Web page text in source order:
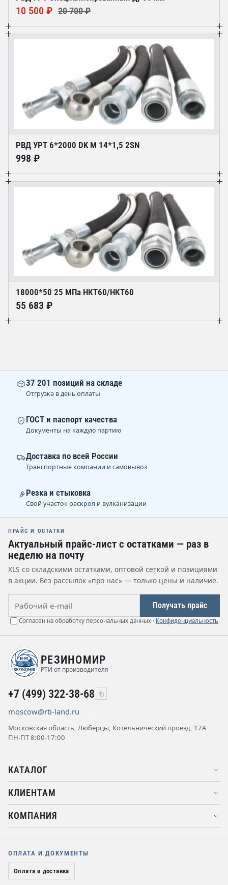
10 500 ₽ 20 700 ₽
РВД УРТ 6*2000 DK М 14*1,5 2SN
998 ₽
18000*50 25 МПа НКТ60/НКТ60
55 683 ₽
37 201 позиций на складе
Отгрузка в день оплаты
ГОСТ и паспорт качества
Документы на каждую партию
Доставка по всей России
Транспортные компании и самовывоз
Резка и стыковка
Свой участок раскроя и вулканизации
ПРАЙС И ОСТАТКИ
Актуальный прайс-лист с остатками — раз в
неделю на почту
XLS со складскими остатками, оптовой сеткой и позициями
в акции. Без рассылок «про нас» — только цены и наличие.
Получать прайс
Согласен на обработку персональных данных · Конфиденциальность
РЕЗИНОМИР
РТИ от производителя
+7 (499) 322-38-68
moscow@rti-land.ru
Московская область, Люберцы, Котельнический проезд, 17А
ПН-ПТ 8:00-17:00
КАТАЛОГ
КЛИЕНТАМ
КОМПАНИЯ
ОПЛАТА И ДОКУМЕНТЫ
Оплата и доставка